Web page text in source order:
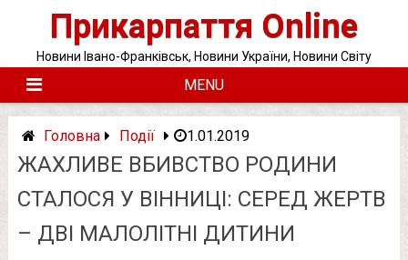
Прикарпаття Online
Новини Івано-Франківськ, Новини України, Новини Світу
MENU
Головна Події 1.01.2019
ЖАХЛИВЕ ВБИВСТВО РОДИНИ
СТАЛОСЯ У ВІННИЦІ: СЕРЕД ЖЕРТВ
– ДВІ МАЛОЛІТНІ ДИТИНИ